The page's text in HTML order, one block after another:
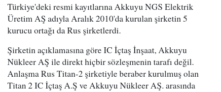
Türkiye'deki resmi kayıtlarına Akkuyu NGS Elektrik
Üretim AŞ adıyla Aralık 2010'da kurulan şirketin 5
kurucu ortağı da Rus şirketlerdi.
Şirketin açıklamasına göre IC İçtaş İnşaat, Akkuyu
Nükleer AŞ ile direkt hiçbir sözleşmenin tarafı değil.
Anlaşma Rus Titan-2 şirketiyle beraber kurulmuş olan
Titan 2 IC İçtaş A.Ş ve Akkuyu Nükleer AŞ. arasında